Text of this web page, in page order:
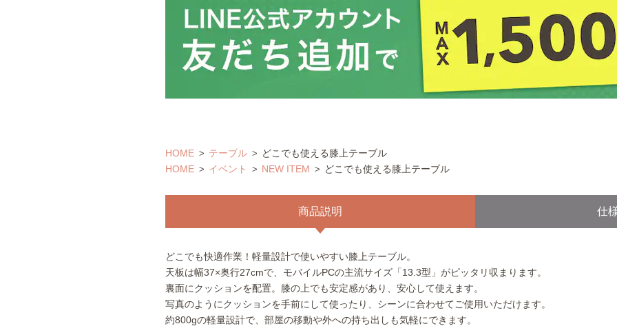
HOME テーブル
どこでも使える膝上テーブル
HOME
イベント NEW ITEM どこでも使える膝上テーブル
商品説明 仕
どこでも快適作業！軽量設計で使いやすい膝上テーブル。
天板は幅37×奥行27cmで、モバイルPCの主流サイズ「13.3型」がピッタリ収まります。
裏面にクッションを配置。膝の上でも安定感があり、安心して使えます。
写真のようにクッションを手前にして使ったり、シーンに合わせてご使用いただけます。
約800gの軽量設計で、部屋の移動や外への持ち出しも気軽にできます。